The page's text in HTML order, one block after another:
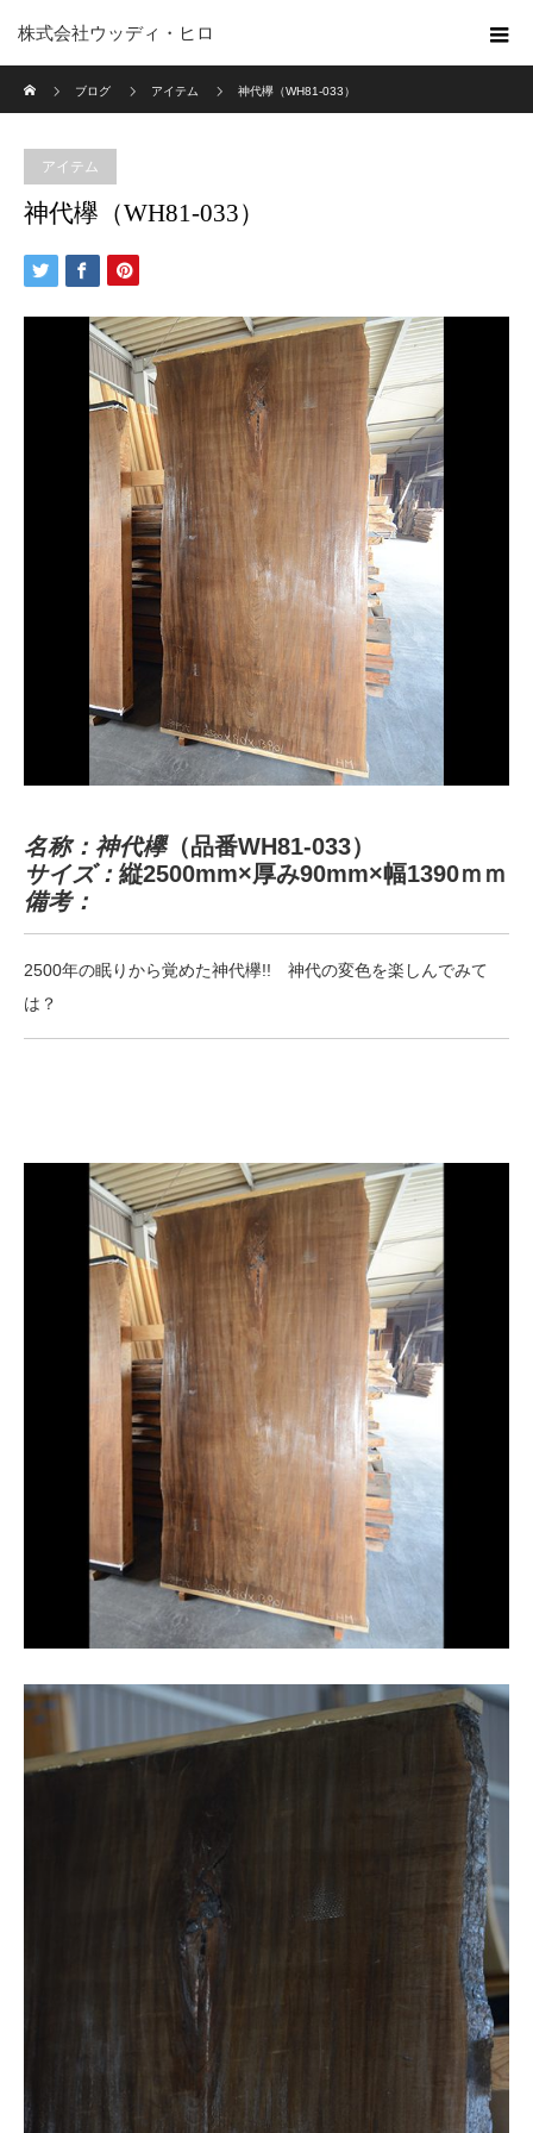
株式会社ウッディ・ヒロ
ブログ
アイテム 神代欅（WH81-033）
アイテム
神代欅（WH81-033）
名称：神代欅（品番WH81-033）
サイズ： 縦2500mm×厚み90mm×幅1390ｍｍ
備考：
2500年の眠りから覚めた神代欅!! 神代の変色を楽しんでみて
は？